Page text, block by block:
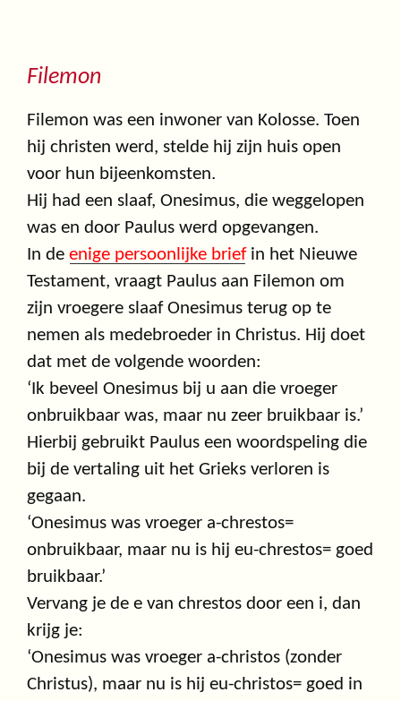
Filemon
Filemon was een inwoner van Kolosse. Toen
hij christen werd, stelde hij zijn huis open
voor hun bijeenkomsten.
Hij had een slaaf, Onesimus, die weggelopen
was en door Paulus werd opgevangen.
In de enige persoonlijke briefin het Nieuwe
Testament, vraagt Paulus aan Filemon om
zijn vroegere slaaf Onesimus terug op te
nemen als medebroeder in Christus. Hij doet
dat met de volgende woorden:
‘Ik beveel Onesimus bij u aan die vroeger
onbruikbaar was, maar nu zeer bruikbaar is.’
Hierbij gebruikt Paulus een woordspeling die
bij de vertaling uit het Grieks verloren is
gegaan.
‘Onesimus was vroeger a-chrestos=
onbruikbaar, maar nu is hij eu-chrestos= goed
bruikbaar.’
Vervang je de e van chrestos door een i, dan
krijg je:
‘Onesimus was vroeger a-christos (zonder
Christus), maar nu is hij eu-christos= goed in